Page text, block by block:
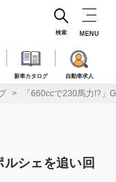
新車カタログ 自動車求人
検索 MENU
「660ccで230馬力!?」
シェを追い回